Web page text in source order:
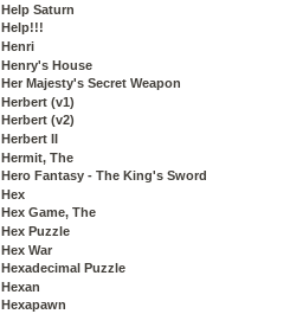
Help Saturn
Help!!!
Henri
Henry's House
Her Majesty's Secret Weapon
Herbert (v1)
Herbert (v2)
Herbert II
Hermit, The
Hero Fantasy - The King's Sword
Hex
Hex Game, The
Hex Puzzle
Hex War
Hexadecimal Puzzle
Hexan
Hexapawn